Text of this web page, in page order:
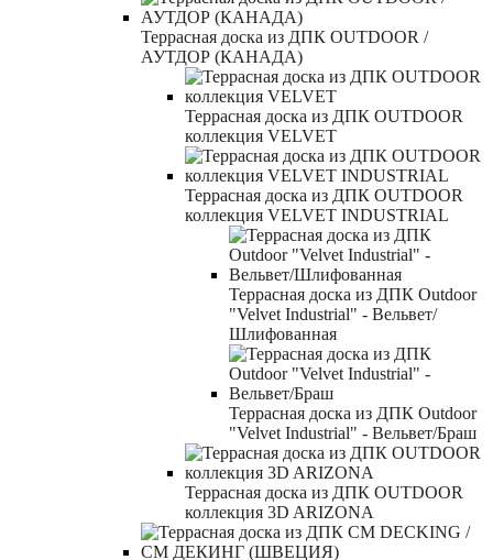
Террасная доска из ДПК OUTDOOR /
АУТДОР (КАНАДА)
Террасная доска из ДПК OUTDOOR
коллекция VELVET
Террасная доска из ДПК OUTDOOR
коллекция VELVET INDUSTRIAL
Террасная доска из ДПК Outdoor
"Velvet Industrial" - Вельвет/
Шлифованная
Террасная доска из ДПК Outdoor
"Velvet Industrial" - Вельвет/Браш
Террасная доска из ДПК OUTDOOR
коллекция 3D ARIZONA